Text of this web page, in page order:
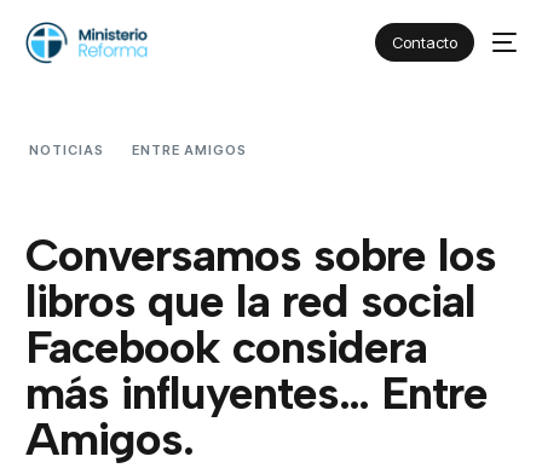
Contacto
NOTICIAS ENTRE AMIGOS
Conversamos sobre los
libros que la red social
Facebook considera
más influyentes… Entre
Amigos.